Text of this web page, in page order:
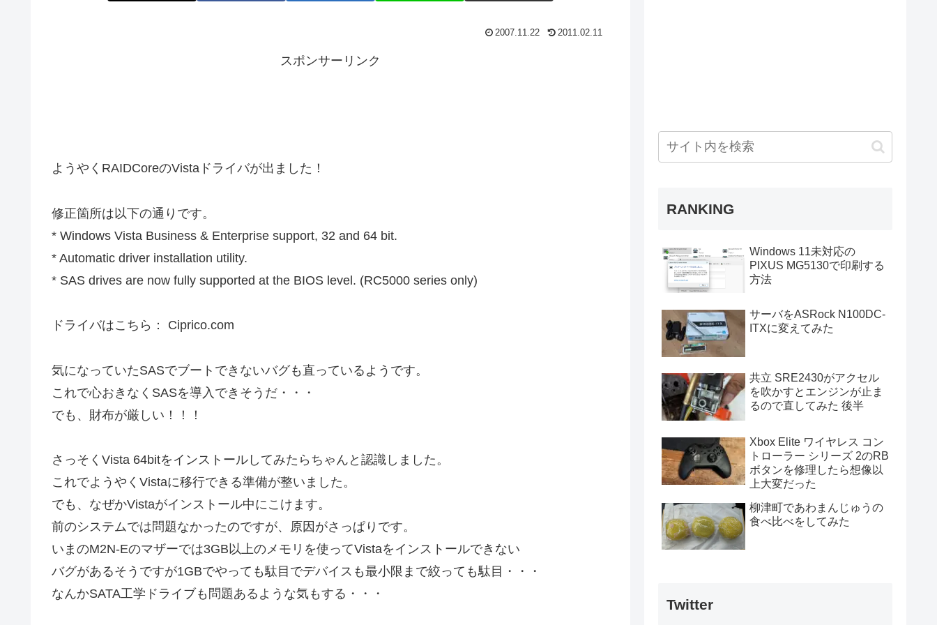
2007.11.22 2011.02.11
スポンサーリンク
ようやくRAIDCoreのVistaドライバが出ました！
修正箇所は以下の通りです。
* Windows Vista Business & Enterprise support, 32 and 64 bit.
* Automatic driver installation utility.
* SAS drives are now fully supported at the BIOS level. (RC5000 series only)
ドライバはこちら： Ciprico.com
気になっていたSASでブートできないバグも直っているようです。
これで心おきなくSASを導入できそうだ・・・
でも、財布が厳しい！！！
さっそくVista 64bitをインストールしてみたらちゃんと認識しました。
これでようやくVistaに移行できる準備が整いました。
でも、なぜかVistaがインストール中にこけます。
前のシステムでは問題なかったのですが、原因がさっぱりです。
いまのM2N-Eのマザーでは3GB以上のメモリを使ってVistaをインストールできない
バグがあるそうですが1GBでやっても駄目でデバイスも最小限まで絞っても駄目・・・
なんかSATA工学ドライブも問題あるような気もする・・・
RANKING
Windows 11未対応の
PIXUS MG5130で印刷する
方法
サーバをASRock N100DC-
ITXに変えてみた
共立 SRE2430がアクセル
を吹かすとエンジンが止ま
るので直してみた 後半
Xbox Elite ワイヤレス コン
トローラー シリーズ 2のRB
ボタンを修理したら想像以
上大変だった
柳津町であわまんじゅうの
食べ比べをしてみた
Twitter